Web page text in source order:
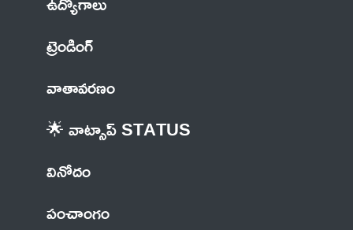
ట్రెండింగ్
వాతావరణం
🌟 వాట్సాప్ STATUS
వినోదం
పంచాంగం